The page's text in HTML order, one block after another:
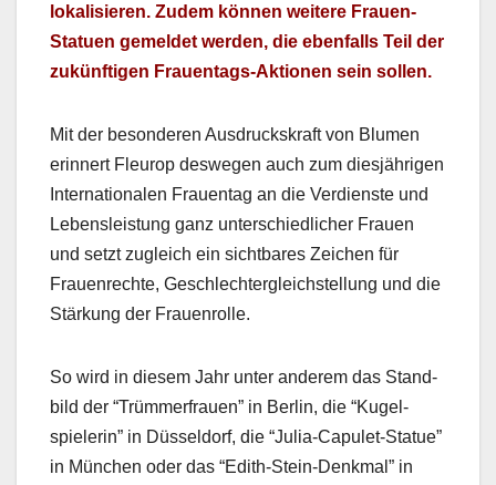
lokalisieren. Zudem kön­nen weit­ere Frauen-
Stat­uen gemeldet wer­den, die eben­falls Teil der
zukün­fti­gen Frauen­tags-Aktio­nen sein sollen.
Mit der beson­deren Aus­druck­skraft von Blu­men
erin­nert Fleu­rop deswe­gen auch zum diesjähri­gen
Inter­na­tionalen Frauen­tag an die Ver­di­en­ste und
Lebensleis­tung ganz unter­schiedlich­er Frauen
und set­zt zugle­ich ein sicht­bares Zeichen für
Frauen­rechte, Geschlechter­gle­ich­stel­lung und die
Stärkung der Frauen­rolle.
So wird in diesem Jahr unter anderem das Stand­
bild der “Trüm­mer­frauen” in Berlin, die “Kugel­
spielerin” in Düs­sel­dorf, die “Julia-Capulet-Stat­ue”
in München oder das “Edith-Stein-Denkmal” in